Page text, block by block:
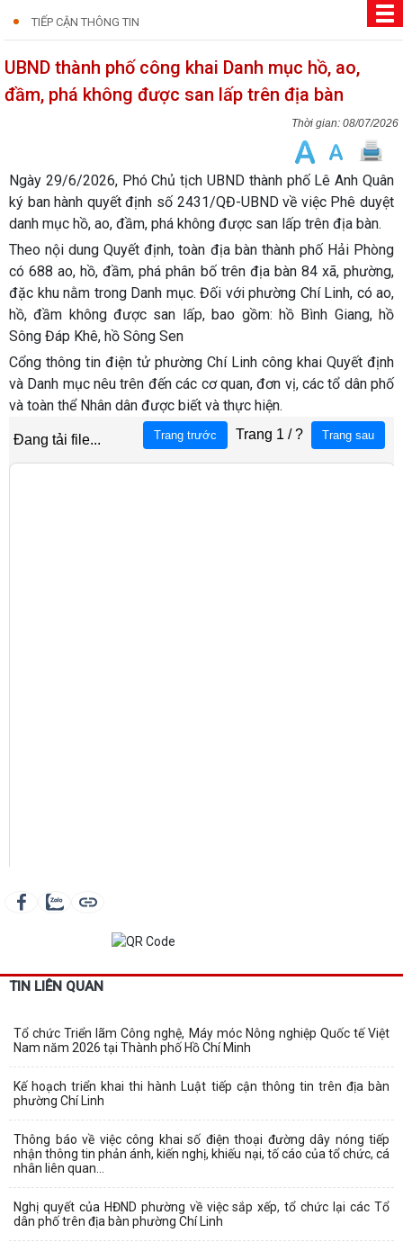
TIẾP CẬN THÔNG TIN
UBND thành phố công khai Danh mục hồ, ao,
đầm, phá không được san lấp trên địa bàn
08/07/2026
Ngày 29/6/2026, Phó Chủ tịch UBND thành phố Lê Anh Quân
ký ban hành quyết định số 2431/QĐ-UBND về việc Phê duyệt
danh mục hồ, ao, đầm, phá không được san lấp trên địa bàn.
Theo nội dung Quyết định, toàn địa bàn thành phố Hải Phòng
có 688 ao, hồ, đầm, phá phân bố trên địa bàn 84 xã, phường,
đặc khu nằm trong Danh mục. Đối với phường Chí Linh, có ao,
hồ, đầm không được san lấp, bao gồm: hồ Bình Giang, hồ
Sông Đáp Khê, hồ Sông Sen
Cổng thông tin điện tử phường Chí Linh công khai Quyết định
và Danh mục nêu trên đến các cơ quan, đơn vị, các tổ dân phố
và toàn thể Nhân dân được biết và thực hiện.
TIN LIÊN QUAN
Tổ chức Triển lãm Công nghệ, Máy móc Nông nghiệp Quốc tế Việt
Nam năm 2026 tại Thành phố Hồ Chí Minh
Kế hoạch triển khai thi hành Luật tiếp cận thông tin trên địa bàn
phường Chí Linh
Thông báo về việc công khai số điện thoại đường dây nóng tiếp
nhận thông tin phản ánh, kiến nghị, khiếu nại, tố cáo của tổ chức, cá
nhân liên quan...
Nghị quyết của HĐND phường về việc sắp xếp, tổ chức lại các Tổ
dân phố trên địa bàn phường Chí Linh